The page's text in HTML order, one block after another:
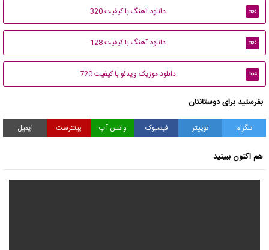
mp3 دانلود آهنگ با کیفیت 320
mp3 دانلود آهنگ با کیفیت 128
mp4 دانلود موزیک ویدئو با کیفیت 720
بفرستید برای دوستانتان
تلگرام توییتر فیسبوک واتس آپ پینترست ایمیل
هم اکنون ببینید